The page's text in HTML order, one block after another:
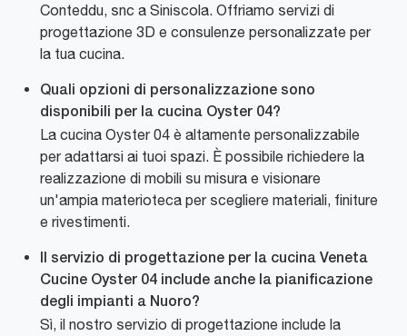
Conteddu, snc a Siniscola. Offriamo servizi di
progettazione 3D e consulenze personalizzate per
la tua cucina.
Quali opzioni di personalizzazione sono
disponibili per la cucina Oyster 04?
La cucina Oyster 04 è altamente personalizzabile
per adattarsi ai tuoi spazi. È possibile richiedere la
realizzazione di mobili su misura e visionare
un'ampia materioteca per scegliere materiali, finiture
e rivestimenti.
Il servizio di progettazione per la cucina Veneta
Cucine Oyster 04 include anche la pianificazione
degli impianti a Nuoro?
Sì, il nostro servizio di progettazione include la